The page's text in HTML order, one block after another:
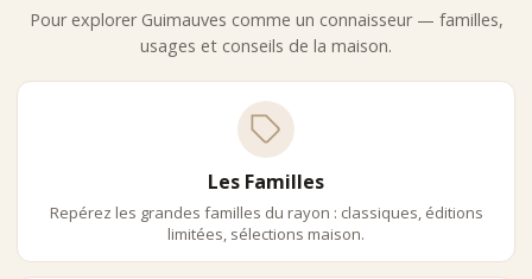
Pour explorer Guimauves comme un connaisseur — familles,
usages et conseils de la maison.
Les Familles
Repérez les grandes familles du rayon : classiques, éditions
limitées, sélections maison.